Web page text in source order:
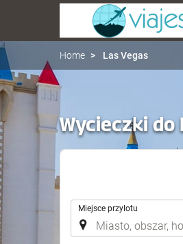
Home Las Vegas
Wycieczki do
Miejsce przylotu